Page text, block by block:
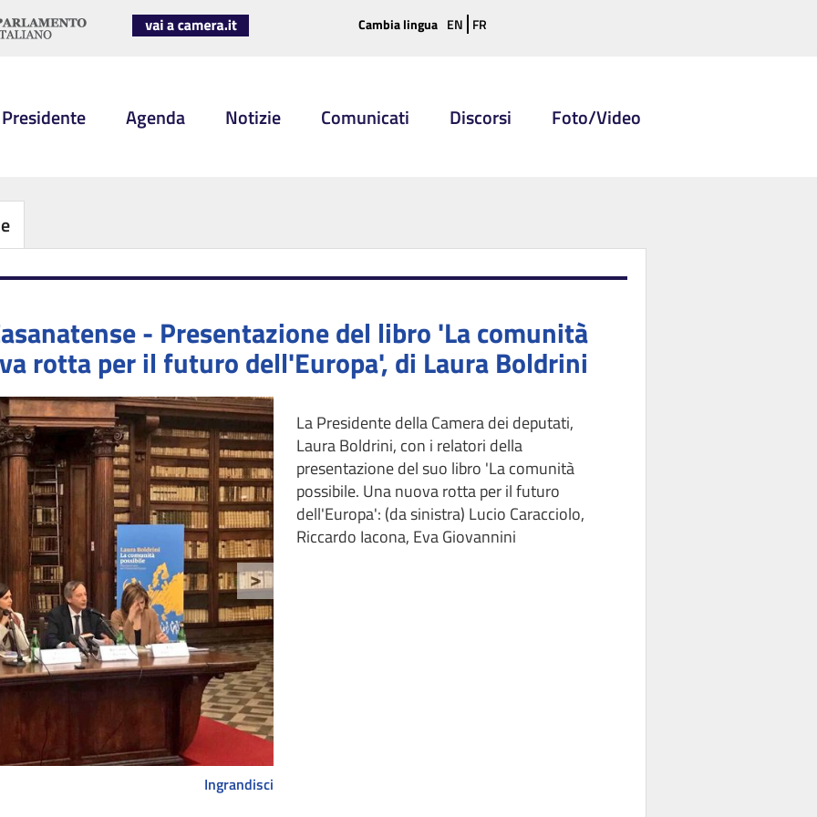
Cambia lingua EN FR
Agenda Notizie Comunicati Discorsi Foto/Video
- Presentazione del libro 'La comunità
rotta per il futuro dell'Europa', di Laura Boldrini
>
La Presidente della Camera dei deputati,
Laura Boldrini, con i relatori della
presentazione del suo libro 'La comunità
possibile. Una nuova rotta per il futuro
dell'Europa': (da sinistra) Lucio Caracciolo,
Riccardo Iacona, Eva Giovannini
Ingrandisci